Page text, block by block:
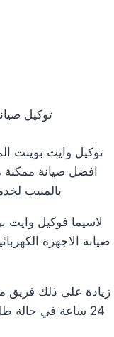
توكيل
توكيل وايت بوينت
افضل صيانة
بالمنيب
لاسيما فوكيل وايت
صيانة الاجهزة
زيادة على ذلك فريق
24 ساعة في